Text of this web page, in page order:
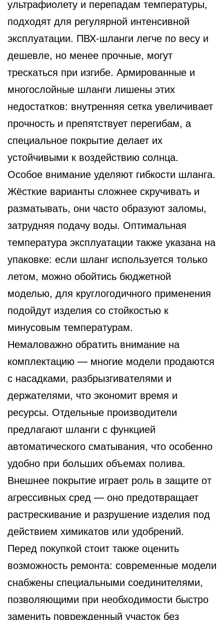
ультрафиолету и перепадам температуры,
подходят для регулярной интенсивной
эксплуатации. ПВХ-шланги легче по весу и
дешевле, но менее прочные, могут
трескаться при изгибе. Армированные и
многослойные шланги лишены этих
недостатков: внутренняя сетка увеличивает
прочность и препятствует перегибам, а
специальное покрытие делает их
устойчивыми к воздействию солнца.
Особое внимание уделяют гибкости шланга.
Жёсткие варианты сложнее скручивать и
разматывать, они часто образуют заломы,
затрудняя подачу воды. Оптимальная
температура эксплуатации также указана на
упаковке: если шланг используется только
летом, можно обойтись бюджетной
моделью, для круглогодичного применения
подойдут изделия со стойкостью к
минусовым температурам.
Немаловажно обратить внимание на
комплектацию — многие модели продаются
с насадками, разбрызгивателями и
держателями, что экономит время и
ресурсы. Отдельные производители
предлагают шланги с функцией
автоматического сматывания, что особенно
удобно при больших объемах полива.
Внешнее покрытие играет роль в защите от
агрессивных сред — оно предотвращает
растрескивание и разрушение изделия под
действием химикатов или удобрений.
Перед покупкой стоит также оценить
возможность ремонта: современные модели
снабжены специальными соединителями,
позволяющими при необходимости быстро
заменить поврежденный участок без